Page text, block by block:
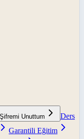
Şifremi Unuttum
Ders
Garantili Eğitim